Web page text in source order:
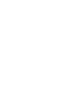
Berlin-